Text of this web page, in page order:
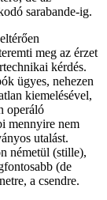
sarabande-ig.
meg az érzet
kérdés.
ügyes, nehezen
kiemelésével,
operáló
mennyire nem
utalást.
németül (stille),
(de
a csendre.